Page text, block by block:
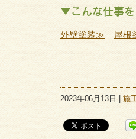
▼こんな仕事を
外壁塗装≫ 屋根
2023年06月13日 |施